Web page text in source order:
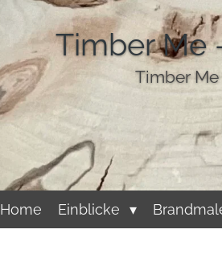
Timber Me
Timber
Home Einblicke